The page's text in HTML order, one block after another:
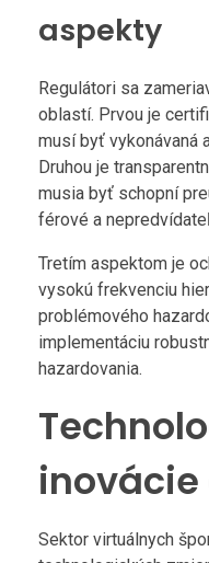
aspekty
Regulátori sa
oblastí. Prvou je
musí byť vykonávaná
Druhou je
musia byť schopní
férové a
Tretím aspektom je
vysokú frekvenciu
problémového
implementáciu
hazardovania.
Sektor virtuálnych